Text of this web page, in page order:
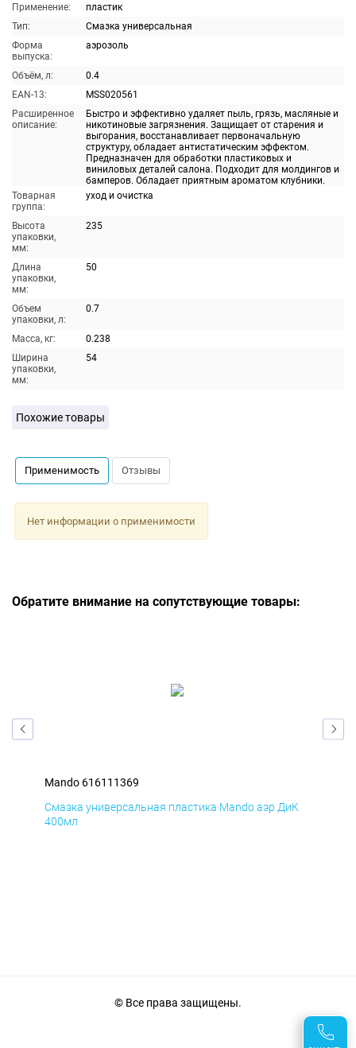
Применение:
пластик
Тип:
Смазка универсальная
Форма
выпуска:
аэрозоль
Объём, л:
0.4
EAN-13:
MSS020561
Расширенное
описание:
Быстро и эффективно удаляет пыль, грязь, масляные и
никотиновые загрязнения. Защищает от старения и
выгорания, восстанавливает первоначальную
структуру, обладает антистатическим эффектом.
Предназначен для обработки пластиковых и
виниловых деталей салона. Подходит для молдингов и
бамперов. Обладает приятным ароматом клубники.
Товарная
группа:
уход и очистка
Высота
упаковки,
мм:
235
Длина
упаковки,
мм:
50
Объем
упаковки, л:
0.7
Масса, кг:
0.238
Ширина
упаковки,
мм:
54
Похожие товары
Применимость Отзывы
Нет информации о применимости
Обратите внимание на сопутствующие товары:
Mando 616111369
Смазка универсальная пластика Mando аэр ДиК
400мл
© Все права защищены.